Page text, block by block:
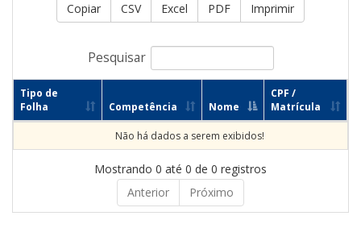
Copiar CSV Excel PDF Imprimir
Pesquisar
Tipo de
Folha
Competência Nome
CPF /
Matrícula
Não há dados a serem exibidos!
Mostrando 0 até 0 de 0 registros
Anterior
Próximo